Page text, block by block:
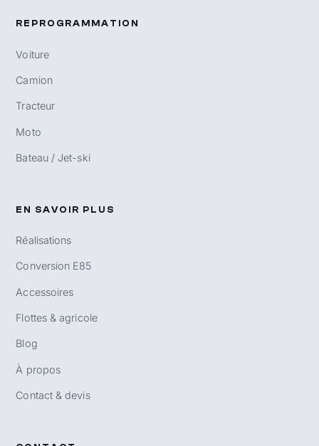
REPROGRAMMATION
Voiture
Camion
Tracteur
Moto
Bateau / Jet-ski
EN SAVOIR PLUS
Réalisations
Conversion E85
Accessoires
Flottes & agricole
Blog
À propos
Contact & devis